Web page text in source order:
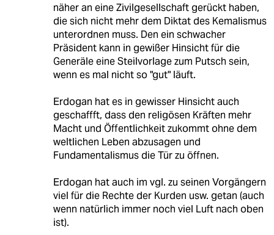
näher an eine Zivilgesellschaft gerückt haben,
die sich nicht mehr dem Diktat des Kemalismus
unterordnen muss. Den ein schwacher
Präsident kann in gewißer Hinsicht für die
Generäle eine Steilvorlage zum Putsch sein,
wenn es mal nicht so "gut" läuft.
Erdogan hat es in gewisser Hinsicht auch
geschaffft, dass den religösen Kräften mehr
Macht und Öffentlichkeit zukommt ohne dem
weltlichen Leben abzusagen und
Fundamentalismus die Tür zu öffnen.
Erdogan hat auch im vgl. zu seinen Vorgängern
viel für die Rechte der Kurden usw. getan (auch
wenn natürlich immer noch viel Luft nach oben
ist).